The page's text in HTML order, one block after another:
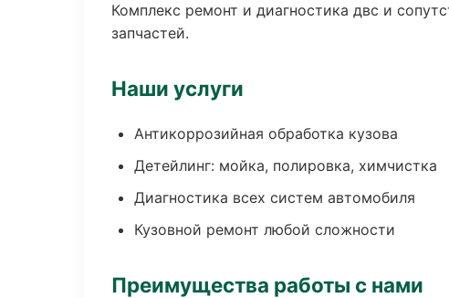
Комплекс ремонт и диагностика двс и
запчастей.
Наши услуги
Антикоррозийная обработка кузова
Детейлинг: мойка, полировка, химчистка
Диагностика всех систем автомобиля
Кузовной ремонт любой сложности
Преимущества работы с нами